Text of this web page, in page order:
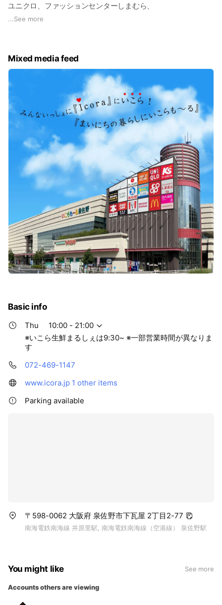
ユニクロ、ファッションセンターしまむら、
ダイソー、西松屋など80以上の専門店があります
...See more
Mixed media feed
Basic info
Thu
10:00 - 21:00
※いこら生鮮まるしぇは9:30~ ※一部営業時間が異なりま
す
072-469-1147
www.icora.jp 1 other items
Parking available
〒598-0062 大阪府 泉佐野市下瓦屋 2丁目2-77
南海電鉄南海線 井原里駅, 南海電鉄南海線（空港線） 泉佐野駅
You might like See more
Accounts others are viewing